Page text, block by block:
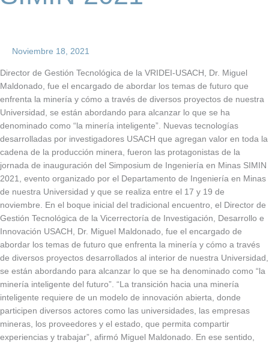
Noviembre 18, 2021
Director de Gestión Tecnológica de la VRIDEI-USACH, Dr. Miguel
Maldonado, fue el encargado de abordar los temas de futuro que
enfrenta la minería y cómo a través de diversos proyectos de nuestra
Universidad, se están abordando para alcanzar lo que se ha
denominado como “la minería inteligente”. Nuevas tecnologías
desarrolladas por investigadores USACH que agregan valor en toda la
cadena de la producción minera, fueron las protagonistas de la
jornada de inauguración del Simposium de Ingeniería en Minas SIMIN
2021, evento organizado por el Departamento de Ingeniería en Minas
de nuestra Universidad y que se realiza entre el 17 y 19 de
noviembre. En el boque inicial del tradicional encuentro, el Director de
Gestión Tecnológica de la Vicerrectoría de Investigación, Desarrollo e
Innovación USACH, Dr. Miguel Maldonado, fue el encargado de
abordar los temas de futuro que enfrenta la minería y cómo a través
de diversos proyectos desarrollados al interior de nuestra Universidad,
se están abordando para alcanzar lo que se ha denominado como “la
minería inteligente del futuro”. “La transición hacia una minería
inteligente requiere de un modelo de innovación abierta, donde
participen diversos actores como las universidades, las empresas
mineras, los proveedores y el estado, que permita compartir
experiencias y trabajar”, afirmó Miguel Maldonado. En ese sentido,